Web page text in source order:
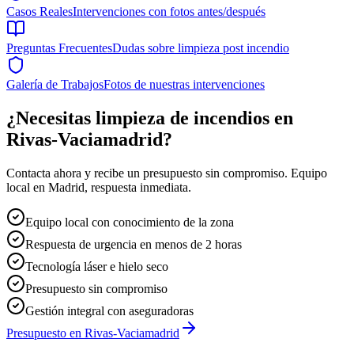
Casos RealesIntervenciones con fotos antes/después
Preguntas FrecuentesDudas sobre limpieza post incendio
Galería de TrabajosFotos de nuestras intervenciones
¿Necesitas limpieza de incendios en
Rivas-Vaciamadrid?
Contacta ahora y recibe un presupuesto sin compromiso. Equipo
local en Madrid, respuesta inmediata.
Equipo local con conocimiento de la zona
Respuesta de urgencia en menos de 2 horas
Tecnología láser e hielo seco
Presupuesto sin compromiso
Gestión integral con aseguradoras
Presupuesto en Rivas-Vaciamadrid